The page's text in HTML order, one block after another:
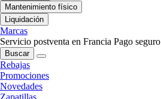
Mantenimiento físico
Liquidación
Marcas
Servicio postventa en Francia Pago seguro
Buscar
Rebajas
Promociones
Novedades